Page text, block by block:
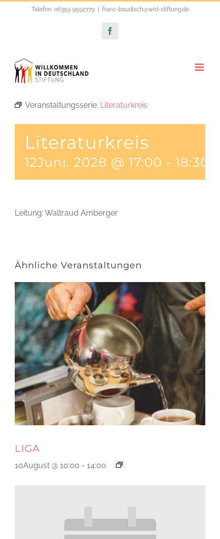
Telefon: 06359 9592779 franz-baudisch@wid-stiftung.de
Facebook
Veranstaltungsserie: Literaturkreis
Literaturkreis
12Juni. 2028 @ 17:00 - 18:30
Leitung: Waltraud Amberger
Ähnliche Veranstaltungen
LIGA
10August @ 10:00 - 14:00